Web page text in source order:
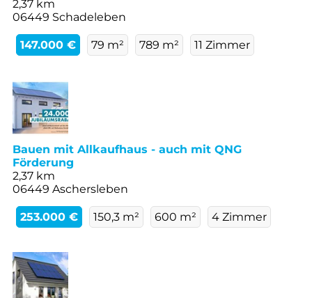
2,37 km
06449 Schadeleben
147.000 € 79 m² 789 m² 11 Zimmer
Bauen mit Allkaufhaus - auch mit QNG
Förderung
2,37 km
06449 Aschersleben
253.000 € 150,3 m² 600 m² 4 Zimmer